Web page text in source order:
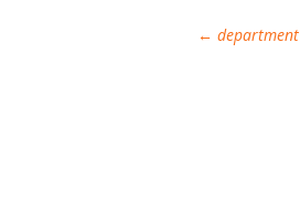
← department